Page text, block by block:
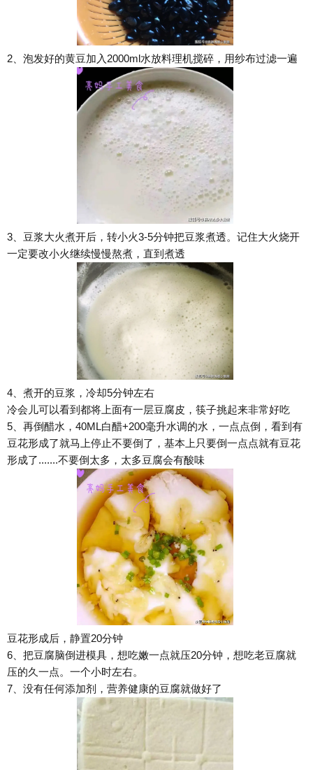
2、泡发好的黄豆加入2000ml水放料理机搅碎，用纱布过滤一遍
3、豆浆大火煮开后，转小火3-5分钟把豆浆煮透。记住大火烧开
一定要改小火继续慢慢熬煮，直到煮透
4、煮开的豆浆，冷却5分钟左右
冷会儿可以看到都将上面有一层豆腐皮，筷子挑起来非常好吃
5、再倒醋水，40ML白醋+200毫升水调的水，一点点倒，看到有
豆花形成了就马上停止不要倒了，基本上只要倒一点点就有豆花
形成了.......不要倒太多，太多豆腐会有酸味
豆花形成后，静置20分钟
6、把豆腐脑倒进模具，想吃嫩一点就压20分钟，想吃老豆腐就
压的久一点。一个小时左右。
7、没有任何添加剂，营养健康的豆腐就做好了